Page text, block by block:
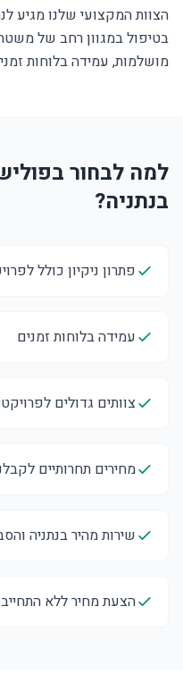
הצוות המקצועי שלנו מגיע
בטיפול במגוון רחב של
מושלמות, עמידה בלוחות
בנתניה?
פתרון ניקיון כולל
עמידה בלוחות זמנים
צוותים גדולים
מחירים תחרותיים
שירות מהיר בנתניה
הצעת מחיר ללא